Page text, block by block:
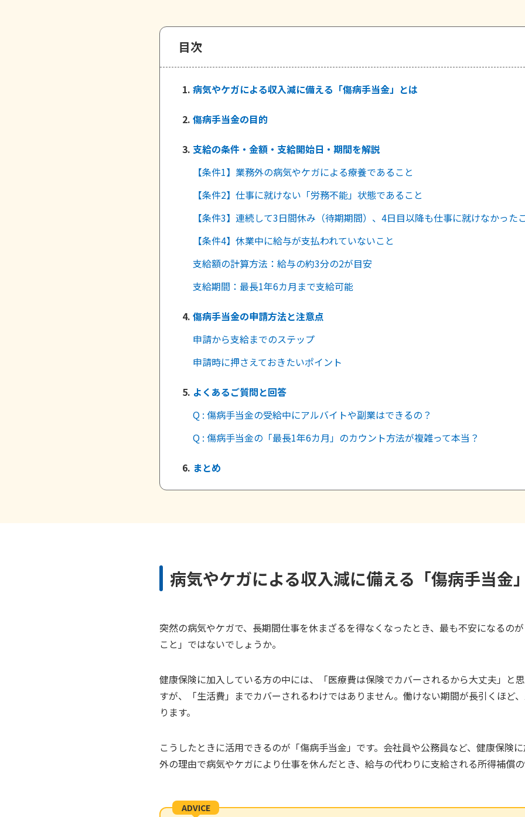
目次
病気やケガによる収入減に備える「傷病手当金」とは
傷病手当金の目的
支給の条件・金額・支給開始日・期間を解説
【条件1】業務外の病気やケガによる療養であること
【条件2】仕事に就けない「労務不能」状態であること
【条件3】連続して3日間休み（待期期間）、4日目以降も仕事に就けなかった
【条件4】休業中に給与が支払われていないこと
支給額の計算方法：給与の約3分の2が目安
支給期間：最長1年6カ月まで支給可能
傷病手当金の申請方法と注意点
申請から支給までのステップ
申請時に押さえておきたいポイント
よくあるご質問と回答
Q : 傷病手当金の受給中にアルバイトや副業はできるの？
Q : 傷病手当金の「最長1年6カ月」のカウント方法が複雑って本当？
まとめ
病気やケガによる収入減に備える「傷病手当金
突然の病気やケガで、長期間仕事を休まざるを得なくなったとき、最も不安になるの
こと」ではないでしょうか。
健康保険に加入している方の中には、「医療費は保険でカバーされるから大丈夫」と
すが、「生活費」までカバーされるわけではありません。働けない期間が長引くほど
ります。
こうしたときに活用できるのが「傷病手当金」です。会社員や公務員など、健康保険
外の理由で病気やケガにより仕事を休んだとき、給与の代わりに支給される所得補償
ADVICE